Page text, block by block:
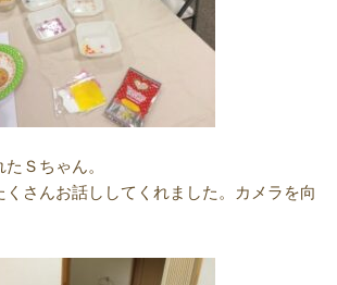
Ｓちゃん。
さんお話ししてくれました。カメラを向